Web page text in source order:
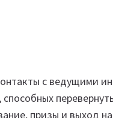
с ведущими
призы и выход